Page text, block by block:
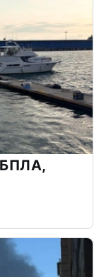
БПЛА,